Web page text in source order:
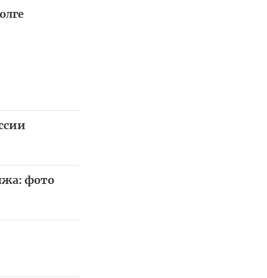
фото